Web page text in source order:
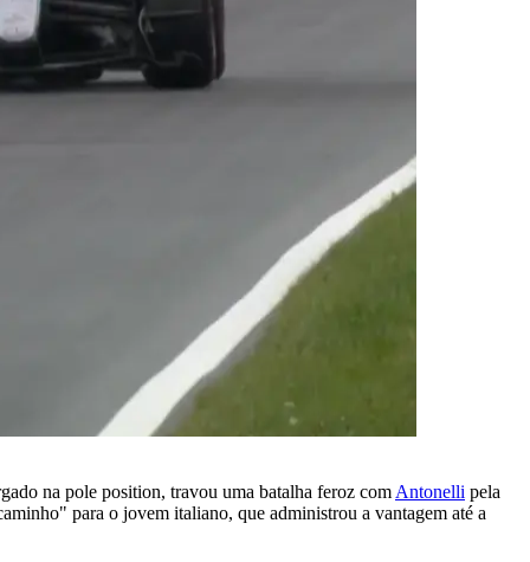
na pole position, travou uma batalha feroz com Antonelli pela
para o jovem italiano, que administrou a vantagem até a